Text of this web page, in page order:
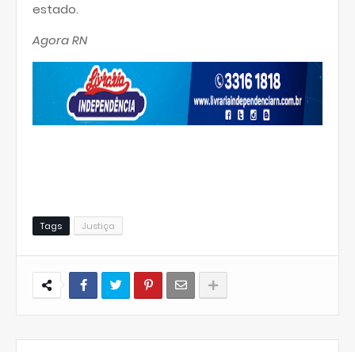
estado.
Agora RN
Tags Justiça